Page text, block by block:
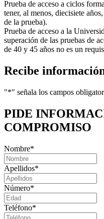
Prueba de acceso a ciclos
tener, al menos, diecisiete
de la prueba).
Prueba de acceso a la
superación de las pruebas de
de 40 y 45 años no es un
Recibe
"*" señala los campos
PIDE
COMPROMISO
Nombre*
Apellidos*
Número*
Teléfono*